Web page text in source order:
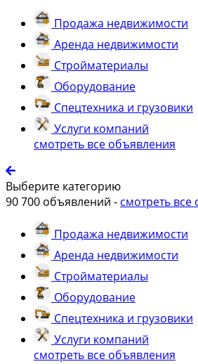
Продажа недвижимости
Аренда недвижимости
Стройматериалы
Оборудование
Спецтехника и грузовики
Услуги компаний
смотреть все объявления
Выберите категорию
90 700 объявлений - смотреть
Продажа недвижимости
Аренда недвижимости
Стройматериалы
Оборудование
Спецтехника и грузовики
Услуги компаний
смотреть все объявления